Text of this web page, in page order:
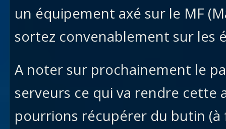
un équipement axé sur le MF
sortez convenablement sur les
A noter sur prochainement le
serveurs ce qui va rendre cette
pourrions récupérer du butin (à